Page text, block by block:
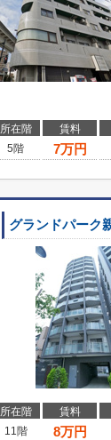
所在階 賃料
5階
7万円
グランドパーク
所在階 賃料
11階
8万円